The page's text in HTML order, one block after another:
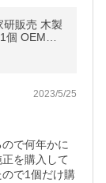
研販売 木製
OEM品
交換用戸
2023/5/25
で何年かに
を購入して
で1個だけ購